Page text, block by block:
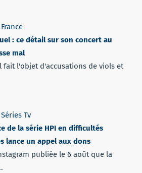
France
: ce détail sur son concert au
mal
fait l'objet d'accusations de viols et
Séries Tv
de la série HPI en difficultés
lance un appel aux dons
publiée le 6 août que la